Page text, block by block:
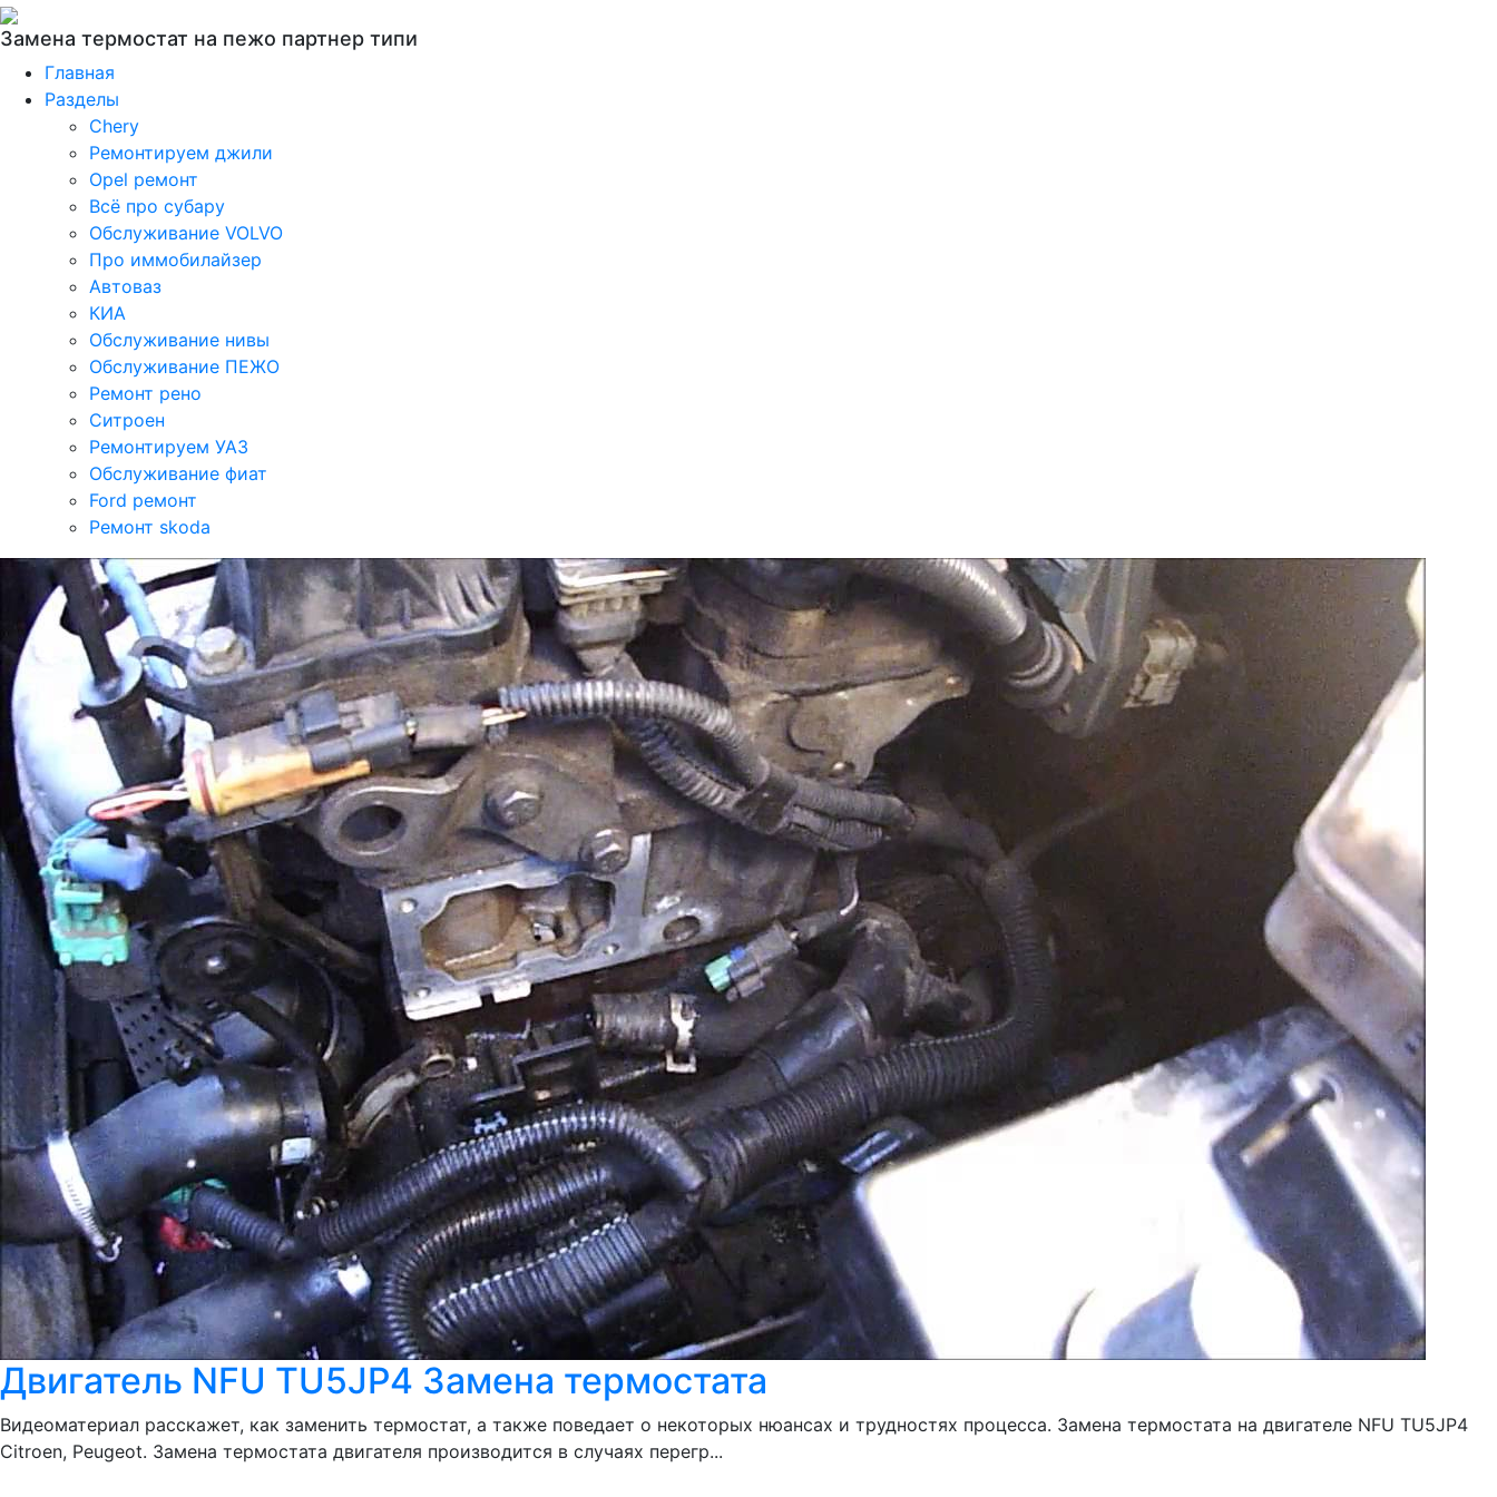
Замена термостат на пежо партнер типи
Главная
Разделы
Chery
Ремонтируем джили
Opel ремонт
Всё про субару
Обслуживание VOLVO
Про иммобилайзер
Автоваз
КИА
Обслуживание нивы
Обслуживание ПЕЖО
Ремонт рено
Ситроен
Ремонтируем УАЗ
Обслуживание фиат
Ford ремонт
Ремонт skoda
Двигатель NFU TU5JP4 Замена термостата
Видеоматериал расскажет, как заменить термостат, а также поведает о некоторых нюансах и трудностях процесса. Замена термостата на двигателе NFU TU5JP4
Citroen, Peugeot. Замена термостата двигателя производится в случаях перегр...